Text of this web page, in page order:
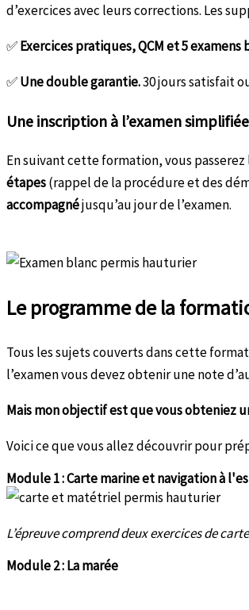
d’exercices avec leurs corrections. Les
✅Exercices pratiques, QCM et 5 examens
✅Une double garantie.30 jours satisfait
Une inscription à l’examen
En suivant cette formation, vous
étapes(rappel de la procédure et des
accompagnéjusqu’au jour de l’examen.
Le programme de la
Tous les sujets couverts dans cette
l’examen vous devez obtenir une note
Mais mon objectif est que vous obteniez
Voici ce que vous allez découvrir pour
Module 1 : Carte marine et navigation à
L’épreuve comprend deux exercices de
Module 2 : La marée